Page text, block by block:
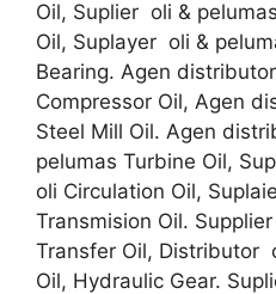
Oil, Suplier oli &
Oil, Suplayer oli &
Bearing. Agen
Compressor Oil, Agen
Steel Mill Oil. Agen
pelumas Turbine Oil,
oli Circulation Oil,
Transmision Oil.
Transfer Oil, Distributor
Oil, Hydraulic Gear.